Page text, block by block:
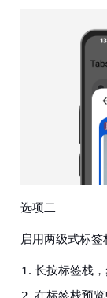
选项二
启用两级式标签
长按标签栈